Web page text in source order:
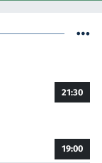
21:30
19:00